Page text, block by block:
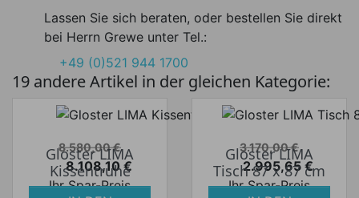
Lassen Sie sich beraten, oder bestellen Sie direkt
bei Herrn Grewe unter Tel.:
+49 (0)521 944 1700
19 andere Artikel in der gleichen Kategorie:
Verkaufspreis
8.580,00 €
Preis
8.108,10 €
Ihr Spar-Preis
Gloster LIMA
Kissentruhe
Verkaufspreis
3.170,00 €
Preis
2.995,65 €
Ihr Spar-Preis
Gloster LIMA
Tisch 87 x 87 cm